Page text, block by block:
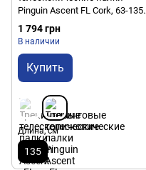
Pinguin Ascent FL Cork, 63-135
см, Cobalt (PNG 813180)
1 794 грн
В наличии
Купить
Длина, см
135